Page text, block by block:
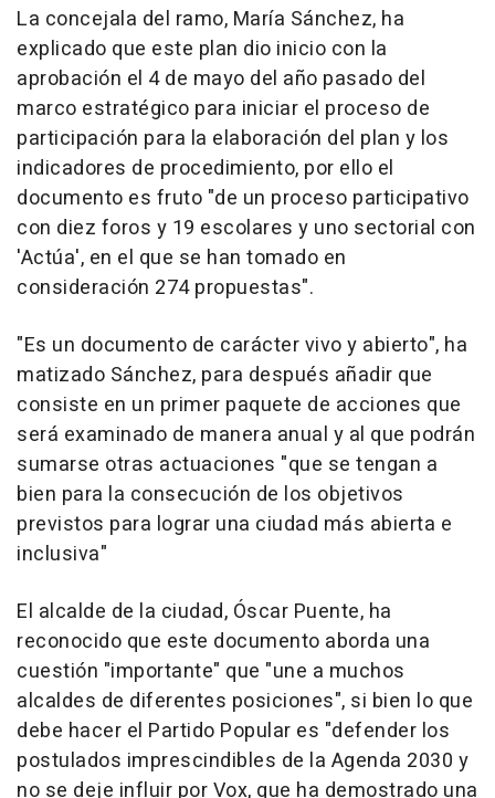
La concejala del ramo, María Sánchez, ha
explicado que este plan dio inicio con la
aprobación el 4 de mayo del año pasado del
marco estratégico para iniciar el proceso de
participación para la elaboración del plan y los
indicadores de procedimiento, por ello el
documento es fruto "de un proceso participativo
con diez foros y 19 escolares y uno sectorial con
'Actúa', en el que se han tomado en
consideración 274 propuestas".
"Es un documento de carácter vivo y abierto", ha
matizado Sánchez, para después añadir que
consiste en un primer paquete de acciones que
será examinado de manera anual y al que podrán
sumarse otras actuaciones "que se tengan a
bien para la consecución de los objetivos
previstos para lograr una ciudad más abierta e
inclusiva"
El alcalde de la ciudad, Óscar Puente, ha
reconocido que este documento aborda una
cuestión "importante" que "une a muchos
alcaldes de diferentes posiciones", si bien lo que
debe hacer el Partido Popular es "defender los
postulados imprescindibles de la Agenda 2030 y
no se deje influir por Vox, que ha demostrado una